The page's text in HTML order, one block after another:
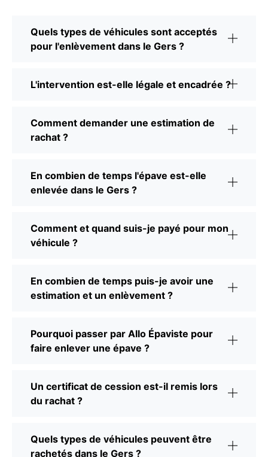
Quels types de véhicules sont acceptés
pour l'enlèvement dans le Gers ?
L'intervention est-elle légale et encadrée ?
Comment demander une estimation de
rachat ?
En combien de temps l'épave est-elle
enlevée dans le Gers ?
Comment et quand suis-je payé pour mon
véhicule ?
En combien de temps puis-je avoir une
estimation et un enlèvement ?
Pourquoi passer par Allo Épaviste pour
faire enlever une épave ?
Un certificat de cession est-il remis lors
du rachat ?
Quels types de véhicules peuvent être
rachetés dans le Gers ?